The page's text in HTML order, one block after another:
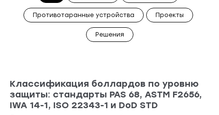
Противотаранные устройства Проекты
Решения
Классификация боллардов по уровню
защиты: стандарты PAS 68, ASTM F2656,
IWA 14-1, ISO 22343-1 и DoD STD